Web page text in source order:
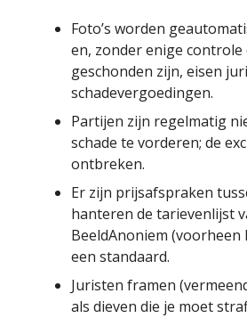
Foto’s worden
en, zonder enige
geschonden zijn, eisen
schadevergoedingen.
Partijen zijn regelmatig
schade te vorderen; de
ontbreken.
Er zijn prijsafspraken
hanteren de tarievenlijst
BeeldAnoniem (voorheen
een standaard.
Juristen framen
als dieven die je moet